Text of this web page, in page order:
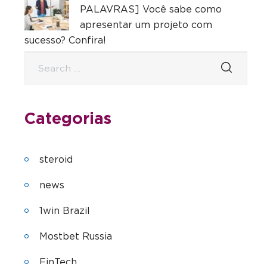
PALAVRAS] Você sabe como
apresentar um projeto com
sucesso? Confira!
Categorias
steroid
news
1win Brazil
Mostbet Russia
FinTech